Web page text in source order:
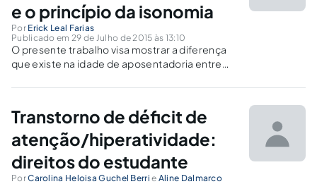
e o princípio da isonomia
Por Erick Leal Farias
Publicado em 29 de Julho de 2015 às 13:10
O presente trabalho visa mostrar a diferença
que existe na idade de aposentadoria entre
desconformidade ao princípio constitucional
Transtorno de déficit de
atenção/hiperatividade:
direitos do estudante
PorCarolina Heloisa Guchel Berri e Aline Dalmarco